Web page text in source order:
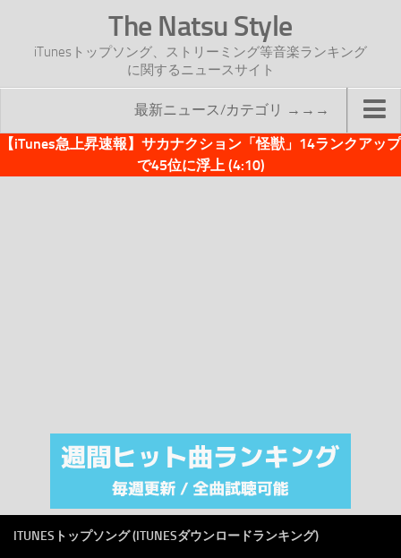
The Natsu Style
iTunesトップソング、ストリーミング等音楽ランキング
に関するニュースサイト
最新ニュース/カテゴリ →→→
TOP
注目カテゴリ
オリジナルiTunes週間トップソング
【iTunes急上昇速報】サカナクション「怪獣」14ランクアップ
で45位に浮上 (4:10)
ITUNESトップソング (ITUNESダウンロードランキング)